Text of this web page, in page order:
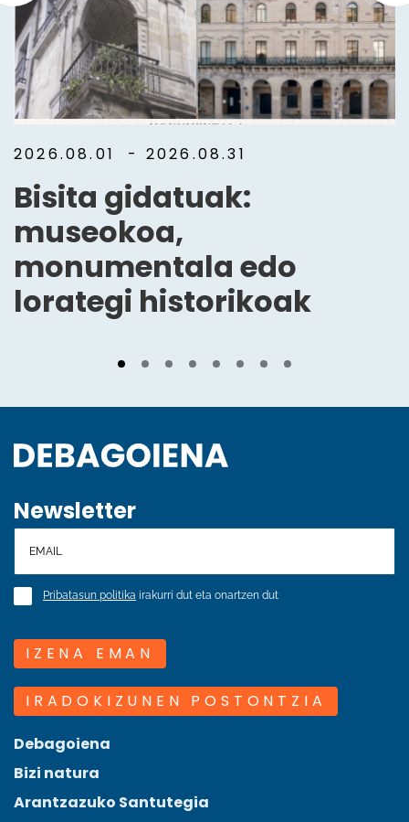
2026.08.01 - 2026.08.31
Bisita gidatuak:
museokoa,
monumentala edo
lorategi historikoak
Newsletter
Pribatasun politika irakurri dut eta onartzen dut
IZENA EMAN
IRADOKIZUNEN POSTONTZIA
Debagoiena
Bizi natura
Arantzazuko Santutegia